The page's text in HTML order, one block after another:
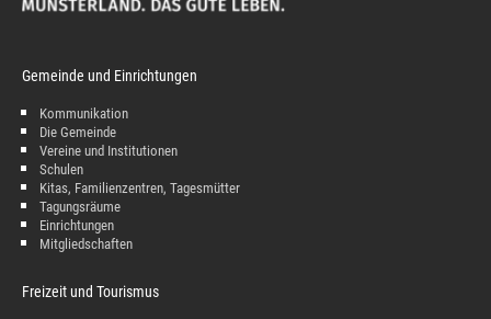
Gemeinde und Einrichtungen
Kommunikation
Die Gemeinde
Vereine und Institutionen
Schulen
Kitas, Familienzentren, Tagesmütter
Tagungsräume
Einrichtungen
Mitgliedschaften
Freizeit und Tourismus